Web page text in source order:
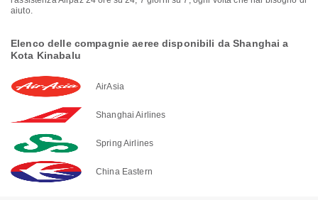
aiuto.
Elenco delle compagnie aeree disponibili da Shanghai a
Kota Kinabalu
AirAsia
Shanghai Airlines
Spring Airlines
China Eastern